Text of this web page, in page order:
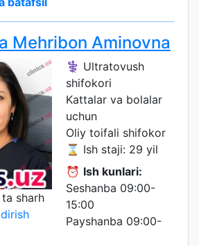
Mehribon Aminovna
ta sharh
⚕️ Ultratovush
shifokori
Kattalar va bolalar
uchun
Oliy toifali shifokor
⌛ Ish staji: 29 yil
⏰ Ish kunlari:
Seshanba 09:00-
15:00
Payshanba 09:00-